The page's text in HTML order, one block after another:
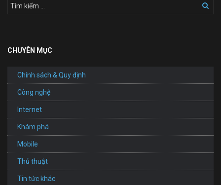
thần
mét
chỉ
trong
2
CHUYÊN MỤC
Chính sách & Quy định
Công nghệ
Internet
Khám phá
Mobile
Thủ thuật
Tin tức khác